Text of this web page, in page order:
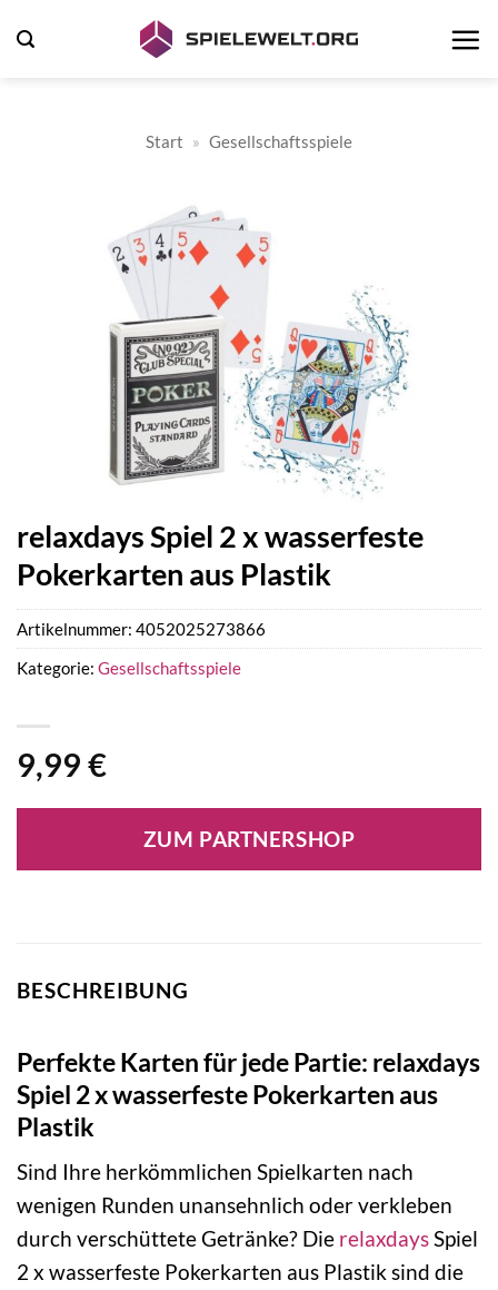
Inhalt
Start » Gesellschaftsspiele
relaxdays Spiel 2 x wasserfeste
Pokerkarten aus Plastik
9,99 €
ZUM PARTNERSHOP
Artikelnummer: 4052025273866
Kategorie: Gesellschaftsspiele
BESCHREIBUNG
Perfekte Karten für jede Partie: relaxdays
Spiel 2 x wasserfeste Pokerkarten aus
Plastik
Sind Ihre herkömmlichen Spielkarten nach
wenigen Runden unansehnlich oder verkleben
durch verschüttete Getränke? Die relaxdaysSpiel
2 x wasserfeste Pokerkarten aus Plastik sind die